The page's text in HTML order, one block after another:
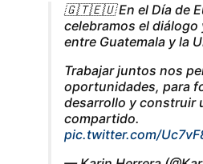
🇬🇹🇪🇺 En el Día de
celebramos el diálogo
entre Guatemala y la
Trabajar juntos nos
oportunidades, para
desarrollo y construir
compartido.
pic.twitter.com/